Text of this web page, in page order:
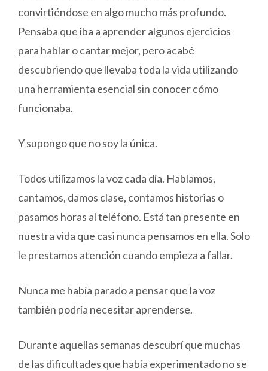
convirtiéndose en algo mucho más profundo.
Pensaba que iba a aprender algunos ejercicios
para hablar o cantar mejor, pero acabé
descubriendo que llevaba toda la vida utilizando
una herramienta esencial sin conocer cómo
funcionaba.
Y supongo que no soy la única.
Todos utilizamos la voz cada día. Hablamos,
cantamos, damos clase, contamos historias o
pasamos horas al teléfono. Está tan presente en
nuestra vida que casi nunca pensamos en ella. Solo
le prestamos atención cuando empieza a fallar.
Nunca me había parado a pensar que la voz
también podría necesitar aprenderse.
Durante aquellas semanas descubrí que muchas
de las dificultades que había experimentado no se